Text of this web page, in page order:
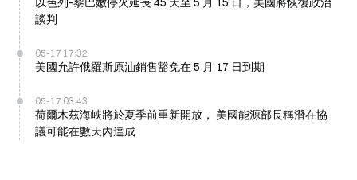
談判
05-17 17:32
美國允許俄羅斯原油銷售豁免在 5 月 17 日到期
05-17 03:43
荷爾木茲海峽將於夏季前重新開放， 美國能源部長稱潛在協
議可能在數天內達成